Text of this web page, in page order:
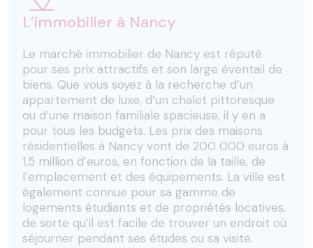
L’immobilier à Nancy
Le marché immobilier de Nancy est réputé
pour ses prix attractifs et son large éventail de
biens. Que vous soyez à la recherche d’un
appartement de luxe, d’un chalet pittoresque
ou d’une maison familiale spacieuse, il y en a
pour tous les budgets. Les prix des maisons
résidentielles à Nancy vont de 200 000 euros à
1,5 million d’euros, en fonction de la taille, de
l’emplacement et des équipements. La ville est
également connue pour sa gamme de
logements étudiants et de propriétés locatives,
de sorte qu’il est facile de trouver un endroit où
séjourner pendant ses études ou sa visite.